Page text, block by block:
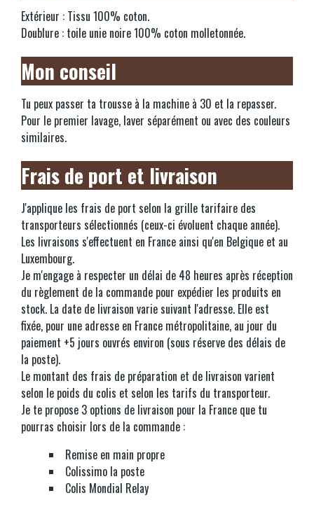
Extérieur : Tissu 100% coton.
Doublure : toile unie noire 100% coton molletonnée.
Mon conseil
Tu peux passer ta trousse à la machine à 30 et la repasser.
Pour le premier lavage, laver séparément ou avec des couleurs
similaires.
Frais de port et livraison
J'applique les frais de port selon la grille tarifaire des
transporteurs sélectionnés (ceux-ci évoluent chaque année).
Les livraisons s'effectuent en France ainsi qu'en Belgique et au
Luxembourg.
Je m'engage à respecter un délai de 48 heures après réception
du règlement de la commande pour expédier les produits en
stock. La date de livraison varie suivant l'adresse. Elle est
fixée, pour une adresse en France métropolitaine, au jour du
paiement +5 jours ouvrés environ (sous réserve des délais de
la poste).
Le montant des frais de préparation et de livraison varient
selon le poids du colis et selon les tarifs du transporteur.
Je te propose 3 options de livraison pour la France que tu
pourras choisir lors de la commande :
Remise en main propre
Colissimo la poste
Colis Mondial Relay